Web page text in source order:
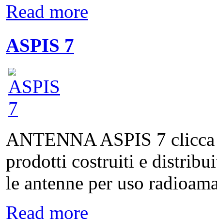
Read more
ASPIS 7
ANTENNA ASPIS 7
prodotti costruiti e
le antenne per uso
Read more